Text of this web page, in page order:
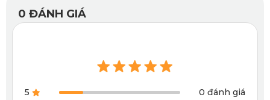
Thảm sàn ô tô chất lượng sẽ nâng cao trải nghiệm bên trong
khoang nội thất Audi Q7 2025
0 ĐÁNH GIÁ
5 0 đánh giá